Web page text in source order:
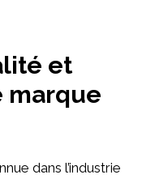
et
marque
dans l’industrie